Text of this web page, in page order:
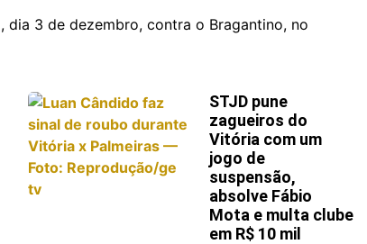
3 de dezembro, contra o Bragantino, no
STJD pune
zagueiros do
Vitória com um
jogo de
suspensão,
absolve Fábio
Mota e multa clube
em R$ 10 mil